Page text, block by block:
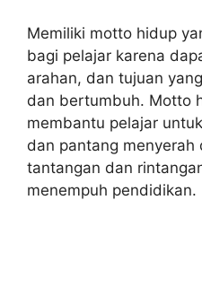
Memiliki motto hidup
bagi pelajar karena
arahan, dan tujuan
dan bertumbuh. Motto
membantu pelajar
dan pantang menyerah
tantangan dan
menempuh pendidikan.